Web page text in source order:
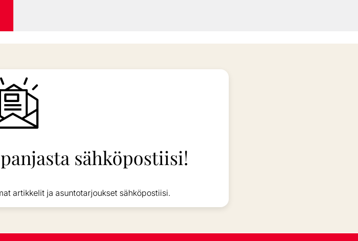
sähköpostiisi!
artikkelit ja asuntotarjoukset sähköpostiisi.